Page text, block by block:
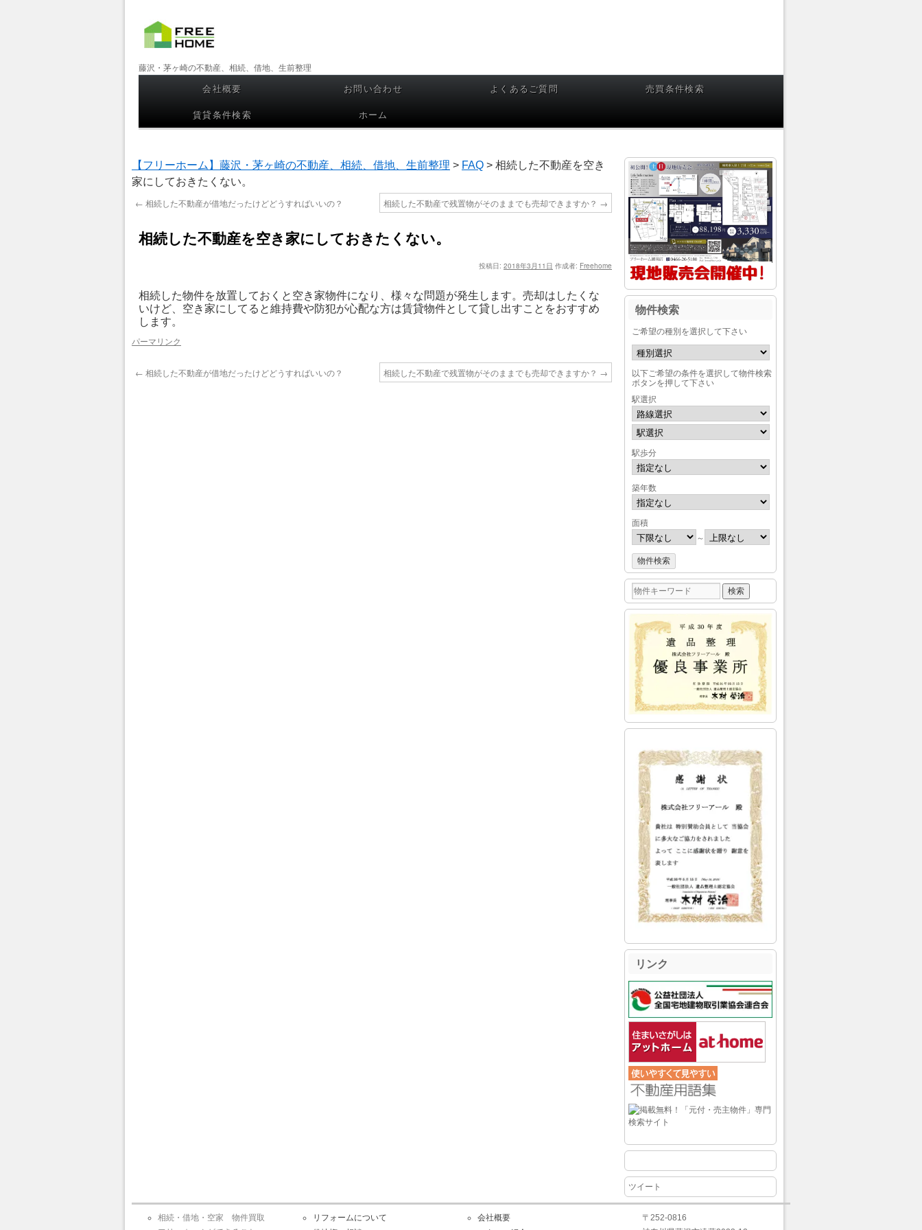
【フリー
ホーム】
藤沢・茅
ヶ崎の不
動産、相
続、借
地、生前
整理
藤沢・茅ヶ崎の不動産、相続、借地、生前整理
コンテンツへスキップ
会社概要 お問い合わせ よくあるご質問
売買条件検索
賃貸条件検索
ホーム
【フリーホーム】藤沢・茅ヶ崎の不動産、相続、借地、生前整理 > FAQ > 相続した不動産を空き
家にしておきたくない。
← 相続した不動産が借地だったけどどうすればいいの？ 相続した不動産で残置物がそのままでも売却できますか？ →
相続した不動産を空き家にしておきたくない。
投稿日: 2018年3月11日 作成者: Freehome
相続した物件を放置しておくと空き家物件になり、様々な問題が発生します。売却はしたくな
いけど、空き家にしてると維持費や防犯が心配な方は賃貸物件として貸し出すことをおすすめ
します。
パーマリンク
← 相続した不動産が借地だったけどどうすればいいの？ 相続した不動産で残置物がそのままでも売却できますか？ →
物件検索
ご希望の種別を選択して下さい
以下ご希望の条件を選択して物件検索
ボタンを押して下さい
駅選択
駅歩分
築年数
面積
～
検
索:
リンク
ツイート
相続・借地・空家 物件買取
リフォームについて
会社概要
〒252-0816